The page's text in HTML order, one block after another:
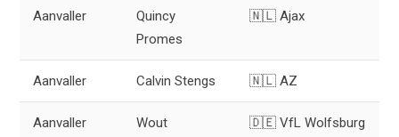
Aanvaller
Quincy
Promes
🇳🇱 Ajax
Aanvaller Calvin Stengs 🇳🇱 AZ
Aanvaller
Wout
🇩🇪 VfL Wolfsburg